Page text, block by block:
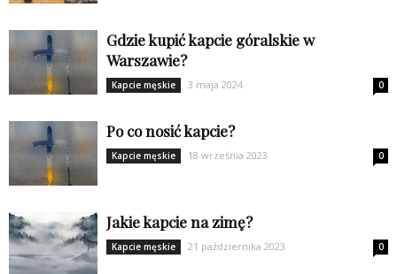
Gdzie kupić kapcie góralskie w
Warszawie?
Kapcie męskie 3 maja 2024 0
Po co nosić kapcie?
Kapcie męskie 18 września 2023 0
Jakie kapcie na zimę?
Kapcie męskie 21 października 2023 0